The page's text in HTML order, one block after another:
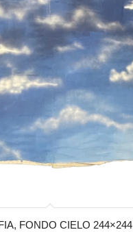
FONDO CIELO 244×244